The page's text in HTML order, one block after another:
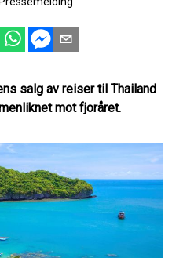
salg av reiser til Thailand
mot fjoråret.